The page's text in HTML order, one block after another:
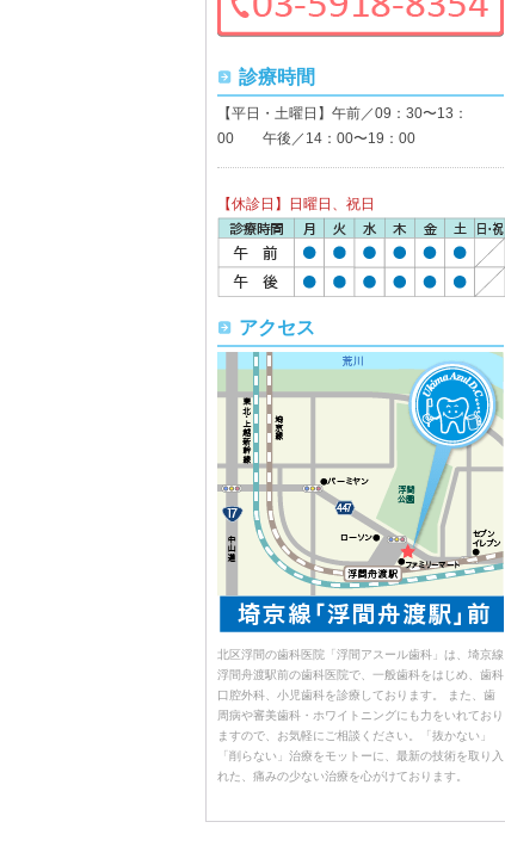
診療時間
【平日・土曜日】午前／09：30〜13：
00 午後／14：00〜19：00
【休診日】日曜日、祝日
アクセス
北区浮間の歯科医院「浮間アスール歯科」は、埼京線
浮間舟渡駅前の歯科医院で、一般歯科をはじめ、歯科
口腔外科、小児歯科を診療しております。 また、歯
周病や審美歯科・ホワイトニングにも力をいれており
ますので、お気軽にご相談ください。「抜かない」
「削らない」治療をモットーに、最新の技術を取り入
れた、痛みの少ない治療を心がけております。